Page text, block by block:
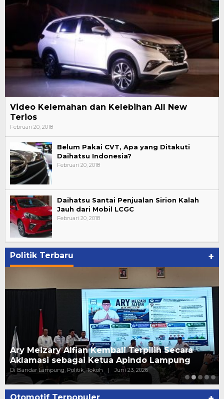
Video Kelemahan dan Kelebihan All New
Terios
Februari 20, 2018
Belum Pakai CVT, Apa yang Ditakuti
Daihatsu Indonesia?
Februari 20, 2018
Daihatsu Santai Penjualan Sirion Kalah
Jauh dari Mobil LCGC
Februari 20, 2018
Politik Terbaru +
Ary Meizary Alfian Kembali Terpilih Secara
Aklamasi sebagai Ketua Apindo Lampung
Di Bandar Lampung, Politik, Tokoh | Juni 23, 2026